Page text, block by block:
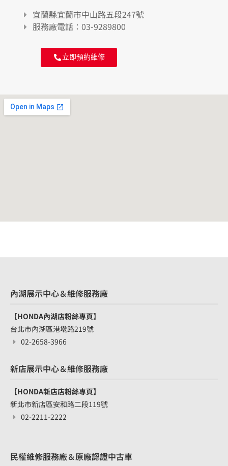
宜蘭縣宜蘭市中山路五段247號
服務廠電話：03-9289800
立即預約維修
內湖展示中心＆維修服務廠
【HONDA內湖店粉絲專頁】
台北市內湖區港墘路219號
02-2658-3966
新店展示中心＆維修服務廠
【HONDA新店店粉絲專頁】
新北市新店區安和路二段119號
02-2211-2222
民權維修服務廠＆原廠認證中古車